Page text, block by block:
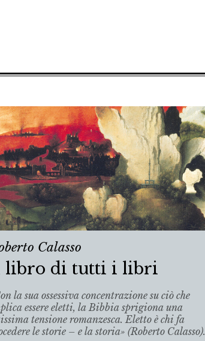
Calasso
libro di tutti i libri
la sua ossessiva concentrazione su ciò che
essere eletti, la Bibbia sprigiona una
tensione romanzesca. Eletto è chi fa
le storie – e la storia» (Roberto Calasso).